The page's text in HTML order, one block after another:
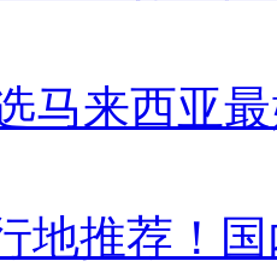
马来西亚
地推荐！